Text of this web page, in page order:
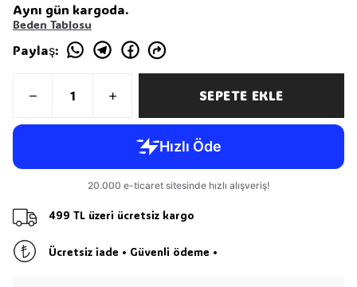
Aynı gün kargoda.
Beden Tablosu
Paylaş:
SEPETE EKLE
499 TL üzeri ücretsiz kargo
Ücretsiz iade • Güvenli ödeme •